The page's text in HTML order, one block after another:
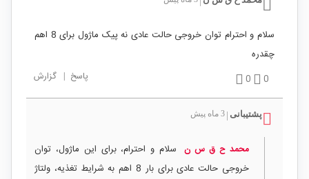
سلام و احترام توان خروجی حالت عادی نه پیک ماژول برای 8 اهم
چقدره
0
0 پاسخ | گزارش
پشتیبانی 3 ماه پیش
محمد ح ق س ن سلام و احترام، برای این ماژول، توان
خروجی حالت عادی برای بار 8 اهم به شرایط تغذیه، ولتاژ